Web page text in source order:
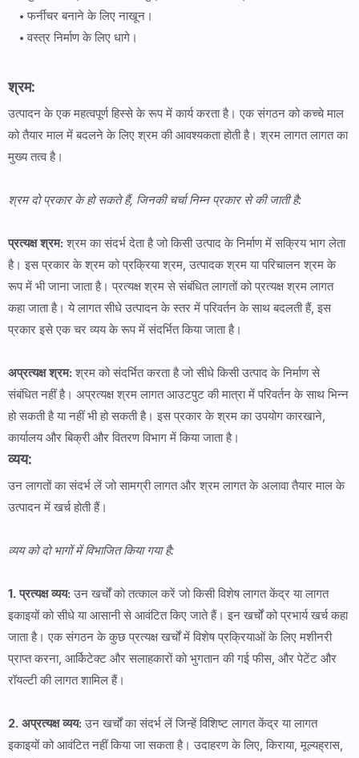
फर्नीचर बनाने के लिए नाखून।
वस्त्र निर्माण के लिए धागे।
श्रम:
उत्पादन के एक महत्वपूर्ण हिस्से के रूप में कार्य करता है। एक संगठन को कच्चे माल
को तैयार माल में बदलने के लिए श्रम की आवश्यकता होती है। श्रम लागत लागत का
मुख्य तत्व है।
श्रम दो प्रकार के हो सकते हैं, जिनकी चर्चा निम्न प्रकार से की जाती है:
प्रत्यक्ष श्रम: श्रम का संदर्भ देता है जो किसी उत्पाद के निर्माण में सक्रिय भाग लेता
है। इस प्रकार के श्रम को प्रक्रिया श्रम, उत्पादक श्रम या परिचालन श्रम के
रूप में भी जाना जाता है। प्रत्यक्ष श्रम से संबंधित लागतों को प्रत्यक्ष श्रम लागत
कहा जाता है। ये लागत सीधे उत्पादन के स्तर में परिवर्तन के साथ बदलती हैं, इस
प्रकार इसे एक चर व्यय के रूप में संदर्भित किया जाता है।
अप्रत्यक्ष श्रम: श्रम को संदर्भित करता है जो सीधे किसी उत्पाद के निर्माण से
संबंधित नहीं है। अप्रत्यक्ष श्रम लागत आउटपुट की मात्रा में परिवर्तन के साथ भिन्न
हो सकती है या नहीं भी हो सकती है। इस प्रकार के श्रम का उपयोग कारखाने,
कार्यालय और बिक्री और वितरण विभाग में किया जाता है।
व्यय:
उन लागतों का संदर्भ लें जो सामग्री लागत और श्रम लागत के अलावा तैयार माल के
उत्पादन में खर्च होती हैं।
व्यय को दो भागों में विभाजित किया गया है:
1. प्रत्यक्ष व्यय: उन खर्चों को तत्काल करें जो किसी विशेष लागत केंद्र या लागत
इकाइयों को सीधे या आसानी से आवंटित किए जाते हैं। इन खर्चों को प्रभार्य खर्च कहा
जाता है। एक संगठन के कुछ प्रत्यक्ष खर्चों में विशेष प्रक्रियाओं के लिए मशीनरी
प्राप्त करना, आर्किटेक्ट और सलाहकारों को भुगतान की गई फीस, और पेटेंट और
रॉयल्टी की लागत शामिल हैं।
2. अप्रत्यक्ष व्यय: उन खर्चों का संदर्भ लें जिन्हें विशिष्ट लागत केंद्र या लागत
इकाइयों को आवंटित नहीं किया जा सकता है। उदाहरण के लिए, किराया, मूल्यह्रास,